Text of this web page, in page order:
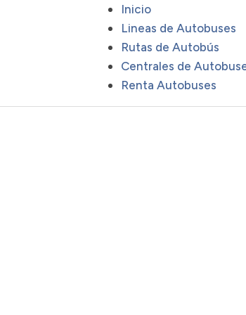
Inicio
Lineas de Autobuses
Rutas de Autobús
Centrales de
Renta Autobuses